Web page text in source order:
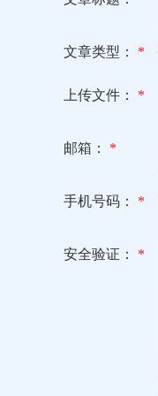
文章类型： *
上传文件： *
邮箱： *
手机号码： *
安全验证： *